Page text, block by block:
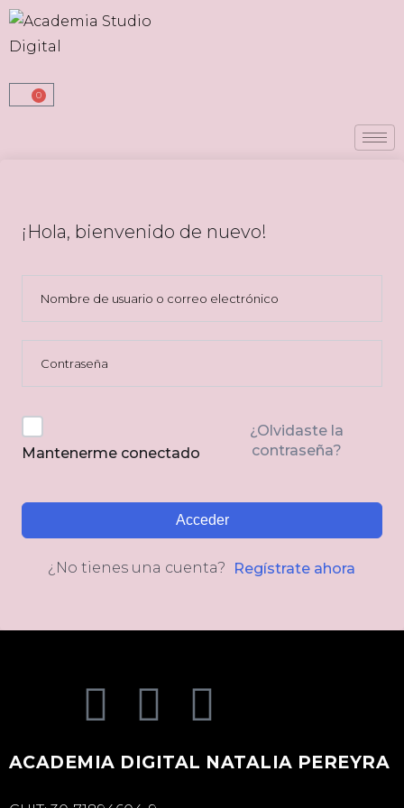
0
¡Hola, bienvenido de nuevo!
Mantenerme conectado
¿Olvidaste la
contraseña?
Acceder
¿No tienes una cuenta? Regístrate ahora
ACADEMIA DIGITAL NATALIA PEREYRA